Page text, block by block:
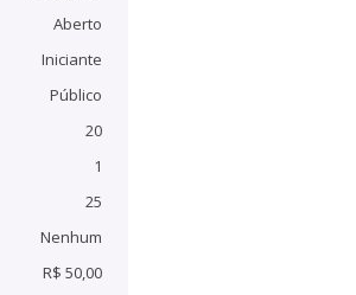
Aberto
Iniciante
Público
20
1
25
Nenhum
R$ 50,00